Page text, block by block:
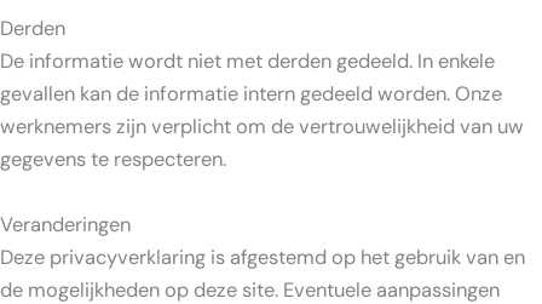
Derden
De informatie wordt niet met derden gedeeld. In enkele
gevallen kan de informatie intern gedeeld worden. Onze
werknemers zijn verplicht om de vertrouwelijkheid van uw
gegevens te respecteren.
Veranderingen
Deze privacyverklaring is afgestemd op het gebruik van en
de mogelijkheden op deze site. Eventuele aanpassingen